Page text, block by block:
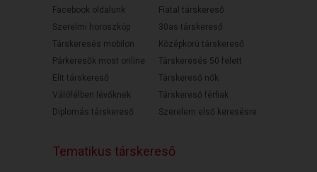
Facebook oldalunk
Szerelmi horoszkóp
Társkeresés mobilon
Párkeresők most online
Elit társkereső
Válófélben lévőknek
Diplomás társkereső
Fiatal társkereső
30as társkereső
Középkorú társkereső
Társkeresés 50 felett
Társkereső nők
Társkereső férfiak
Szerelem első keresésre
Tematikus társkereső